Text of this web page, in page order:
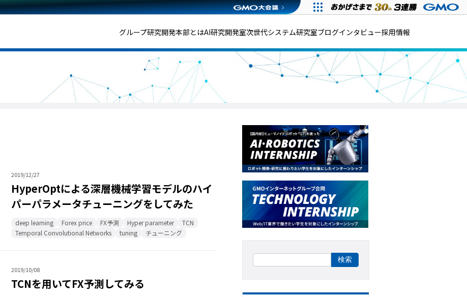
グループ研究開発本部とはAI研究開発室次世代システム研究室ブログインタビュー採用情報
2019/12/27
HyperOptによる深層機械学習モデルのハイ
パーパラメータチューニングをしてみた
deep learning Forex price FX予測 Hyper parameter
TCN
Temporal Convolutional Networks
tuning チューニング
2019/10/08
TCNを用いてFX予測してみる